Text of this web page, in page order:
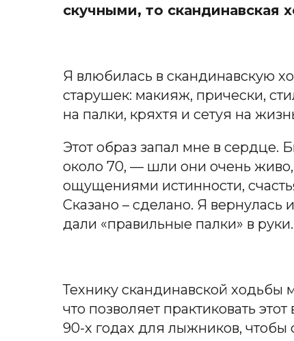
скучными, то скандинавская
Я влюбилась в скандинавскую
старушек: макияж, прически,
на палки, кряхтя и сетуя на
Этот образ запал мне в сердце.
около 70, — шли они очень живо,
ощущениями истинности,
Сказано – сделано. Я вернулась
дали «правильные палки» в руки.
Технику скандинавской ходьбы
что позволяет практиковать
90-х годах для лыжников, чтобы